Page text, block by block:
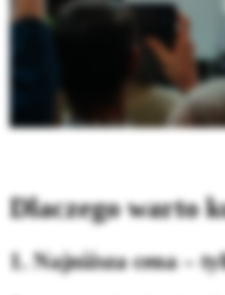
Dlaczego warto
1. Najniższa cena –